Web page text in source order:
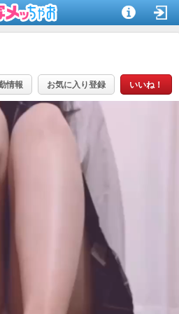
いいね！
お気に入り登録
情報